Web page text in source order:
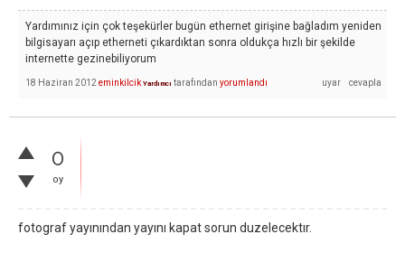
Yardımınız için çok teşekürler bugün ethernet girişine bağladım yeniden
bilgisayarı açıp etherneti çıkardıktan sonra oldukça hızlı bir şekilde
internette gezinebiliyorum
18 Haziran 2012 eminkilcik Yardımcı tarafından yorumlandı
0
oy
fotograf yayınından yayını kapat sorun duzelecektır.